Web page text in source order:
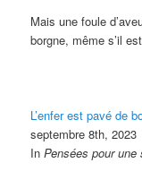
Mais une foule
borgne, même s’il
L’enfer est pavé de
septembre 8th, 2023
InPensées pour